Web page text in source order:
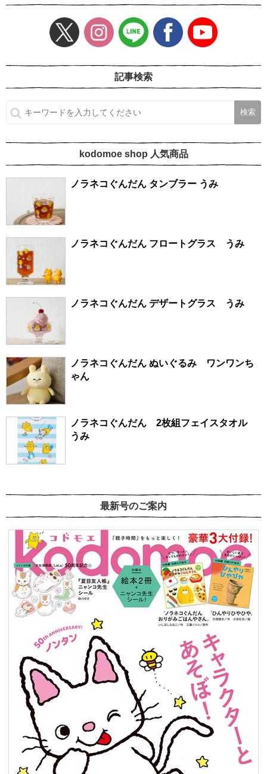
記事検索
kodomoe shop 人気商品
ノラネコぐんだん タンブラー うみ
ノラネコぐんだん フロートグラス うみ
ノラネコぐんだん デザートグラス うみ
ノラネコぐんだん ぬいぐるみ ワンワンち
ゃん
ノラネコぐんだん 2枚組フェイスタオル
うみ
最新号のご案内